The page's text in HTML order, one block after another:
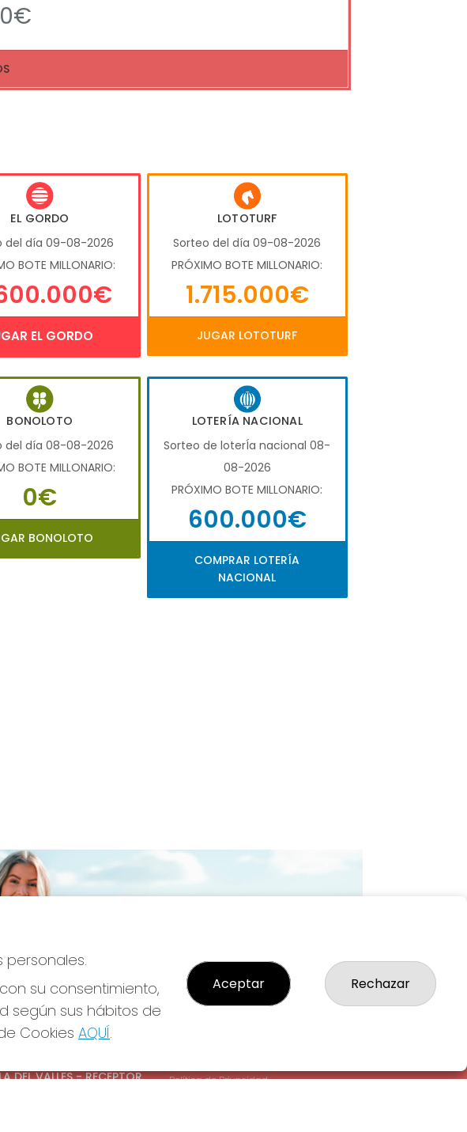
EL GORDO
del día 09-08-2026
BOTE MILLONARIO:
EL GORDO
LOTOTURF
Sorteo del día 09-08-2026
PRÓXIMO BOTE MILLONARIO:
1.715.000€
JUGAR LOTOTURF
BONOLOTO
del día 08-08-2026
BOTE MILLONARIO:
0€
BONOLOTO
LOTERÍA NACIONAL
Sorteo de loterÍa nacional 08-
08-2026
PRÓXIMO BOTE MILLONARIO:
600.000€
COMPRAR LOTERÍA
NACIONAL
DEL VALLES - RECEPTOR
Política de Privacidad
personales.
su consentimiento,
según sus hábitos de
Cookies AQUÍ.
Aceptar Rechazar